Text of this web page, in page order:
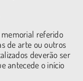
referido
de arte ou outros
deverão ser
antecede o início